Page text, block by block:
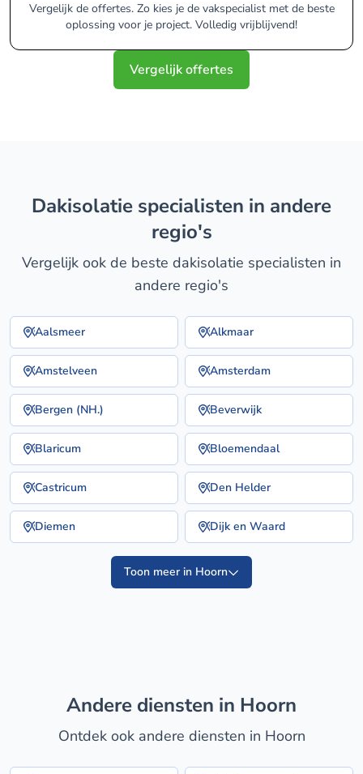
Vergelijk de offertes. Zo kies je de vakspecialist met de beste
oplossing voor je project. Volledig vrijblijvend!
Vergelijk offertes
dakisolatie specialisten in andere
regio's
Vergelijk ook de beste dakisolatie specialisten in
andere regio's
Aalsmeer Alkmaar
Amstelveen Amsterdam
Bergen (NH.) Beverwijk
Blaricum Bloemendaal
Castricum Den Helder
Diemen Dijk en Waard
Toon meer in Hoorn
Andere diensten in Hoorn
Ontdek ook andere diensten in Hoorn